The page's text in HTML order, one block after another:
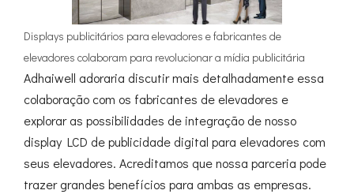
Displays publicitários para elevadores e fabricantes de
elevadores colaboram para revolucionar a mídia publicitária
Adhaiwell adoraria discutir mais detalhadamente essa
colaboração com os fabricantes de elevadores e
explorar as possibilidades de integração de nosso
display LCD de publicidade digital para elevadores com
seus elevadores. Acreditamos que nossa parceria pode
trazer grandes benefícios para ambas as empresas.